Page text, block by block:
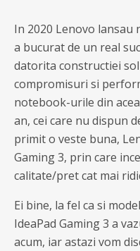
In 2020 Lenovo lansau
a bucurat de un real
datorita constructiei
compromisuri si
notebook-urile din
an, cei care nu dispun
primit o veste buna,
Gaming 3, prin care
calitate/pret cat mai
Ei bine, la fel ca si
IdeaPad Gaming 3 a
acum, iar astazi vom